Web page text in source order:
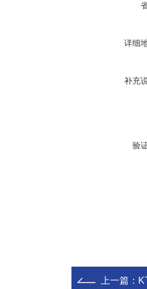
详细
补充
验
上一篇：